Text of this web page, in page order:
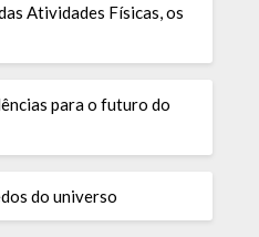
Atividades Físicas, os
para o futuro do
do universo